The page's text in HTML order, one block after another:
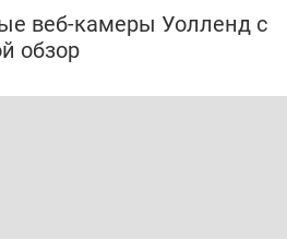
веб-камеры Уолленд с
обзор